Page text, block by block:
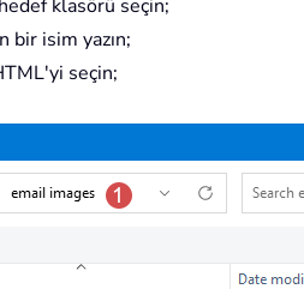
klasörü seçin;
bir isim yazın;
seçin;